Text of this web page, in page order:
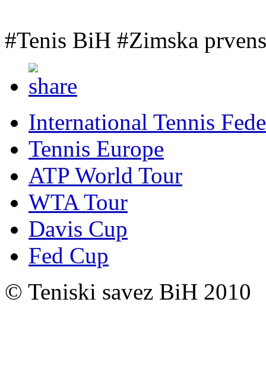
#Tenis BiH #Zimska
International Tennis
Tennis Europe
ATP World Tour
WTA Tour
Davis Cup
Fed Cup
© Teniski savez BiH 2010